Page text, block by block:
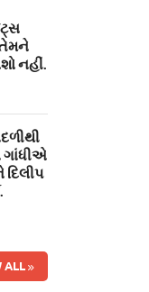
તેમને
નહીં.
ગાંધીએ
દિલીપ
ALL